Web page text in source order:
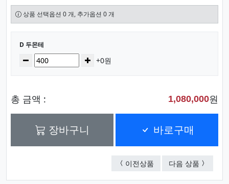
상품 선택옵션 0 개, 추가옵션 0 개
선택된 옵션
D 두몬테
수량감소 증가+0원
총 금액 : 1,080,000원
장바구니 바로구매
이전상품 C 두마이티(금장/은장)
다음 상품 E 두아슬